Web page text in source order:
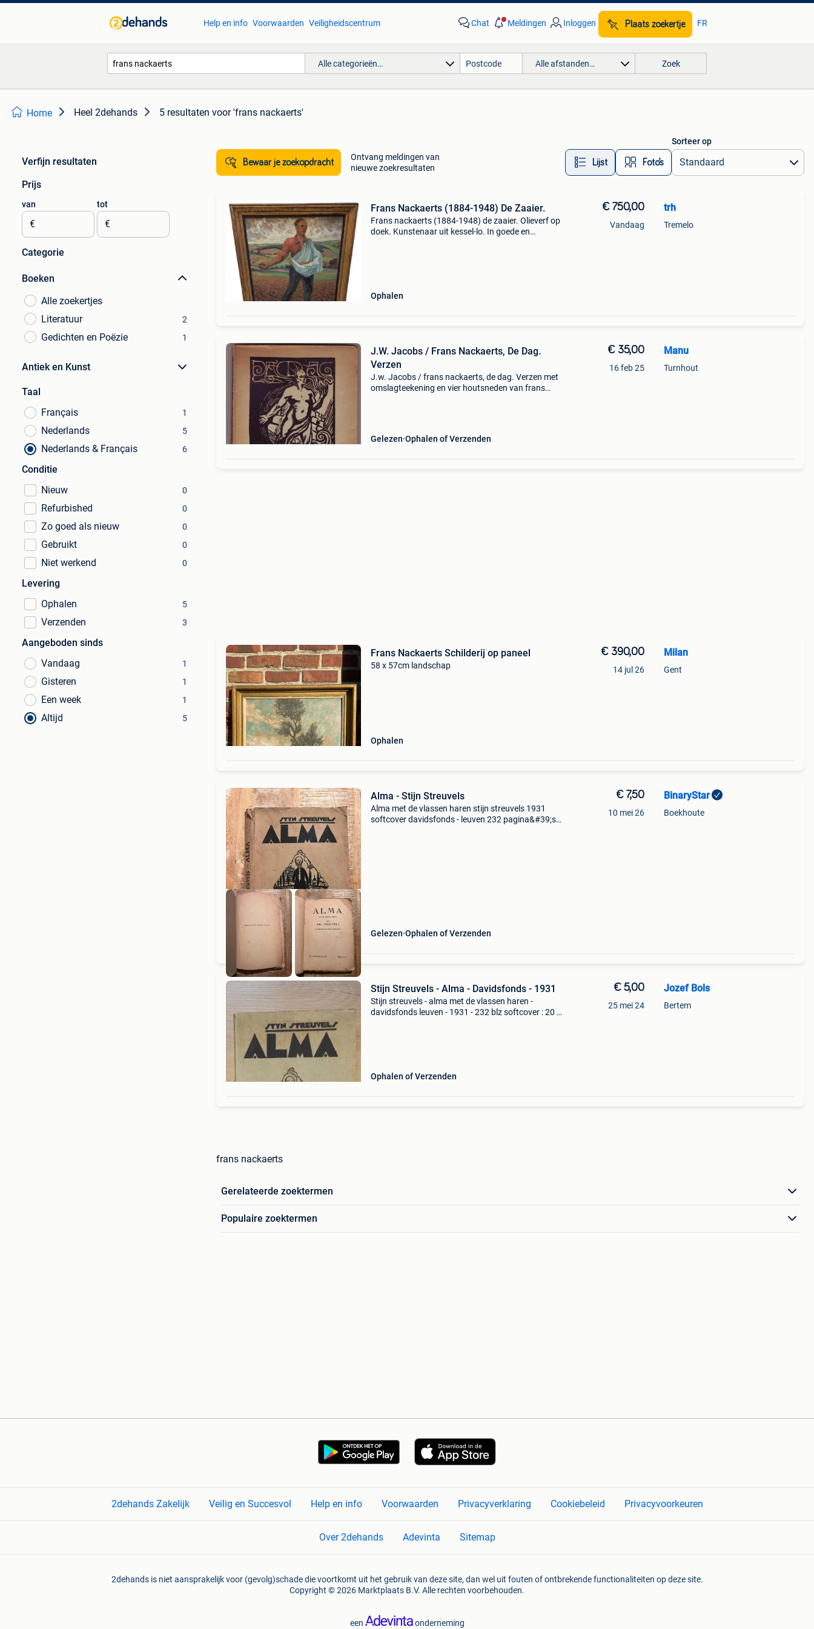
Help en info Voorwaarden Veiligheidscentrum Chat Meldingen Inloggen Plaats zoekertje FR
Alle categorieën… Alle afstanden… Zoek
Home Heel 2dehands 5 resultaten voor 'frans nackaerts'
Verfijn resultaten
Prijs
van
€
tot
€
Categorie
Boeken
Alle zoekertjes
Literatuur
2
Gedichten en Poëzie 1
Antiek en Kunst
Taal
Français
1
Nederlands 5
Nederlands & Français 6
Conditie
Nieuw
0
Refurbished 0
Zo goed als nieuw 0
Gebruikt 0
Niet werkend 0
Levering
Ophalen
5
Verzenden 3
Aangeboden sinds
Vandaag
1
Gisteren 1
Een week 1
Altijd 5
Bewaar je zoekopdracht
Ontvang meldingen van
nieuwe zoekresultaten
Lijst Foto’s
Sorteer op
Frans Nackaerts (1884-1948) De Zaaier.
Frans nackaerts (1884-1948) de zaaier. Olieverf op
doek. Kunstenaar uit kessel-lo. In goede en
Ophalen
€ 750,00
Vandaag
trh
Tremelo
J.W. Jacobs / Frans Nackaerts, De Dag.
Verzen
J.w. Jacobs / frans nackaerts, de dag. Verzen met
omslagteekening en vier houtsneden van frans
Gelezen Ophalen of Verzenden
€ 35,00
16 feb 25
Manu
Turnhout
Frans Nackaerts Schilderij op paneel
58 x 57cm landschap
Ophalen
€ 390,00
14 jul 26
Milan
Gent
Alma - Stijn Streuvels
Alma met de vlassen haren stijn streuvels 1931
softcover davidsfonds - leuven 232 pagina&#39;s
Gelezen Ophalen of Verzenden
€ 7,50
10 mei 26
BinaryStar
Boekhoute
Stijn Streuvels - Alma - Davidsfonds - 1931
Stijn streuvels - alma met de vlassen haren -
davidsfonds leuven - 1931 - 232 blz softcover : 20 x
Ophalen of Verzenden
€ 5,00
25 mei 24
Jozef Bols
Bertem
frans nackaerts
Gerelateerde zoektermen
Populaire zoektermen
2dehands Zakelijk Veilig en Succesvol Help en info Voorwaarden Privacyverklaring Cookiebeleid Privacyvoorkeuren
Over 2dehands Adevinta Sitemap
2dehands is niet aansprakelijk voor (gevolg)schade die voortkomt uit het gebruik van deze site, dan wel uit fouten of ontbrekende functionaliteiten op deze site.
Copyright © 2026 Marktplaats B.V. Alle rechten voorbehouden.
een onderneming